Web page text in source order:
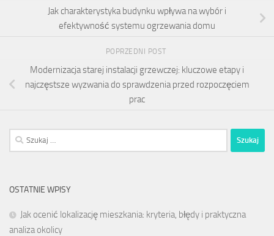
Jak charakterystyka budynku wpływa na wybór i
efektywność systemu ogrzewania domu
POPRZEDNI POST
Modernizacja starej instalacji grzewczej: kluczowe etapy i
najczęstsze wyzwania do sprawdzenia przed rozpoczęciem
prac
Szukaj:
OSTATNIE WPISY
Jak ocenić lokalizację mieszkania: kryteria, błędy i praktyczna
analiza okolicy